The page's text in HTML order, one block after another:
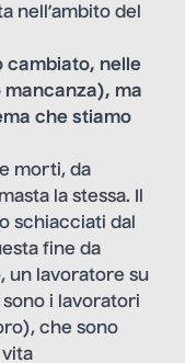
nell’ambito del
cambiato, nelle
mancanza), ma
che stiamo
morti, da
la stessa. Il
schiacciati dal
fine da
un lavoratore su
i lavoratori
che sono